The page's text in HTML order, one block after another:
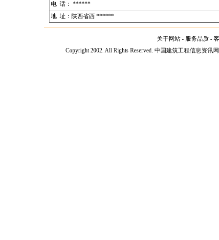
电 话： ******
地 址：陕西省西 ******
关于网站 - 服务品质 -
Copyright 2002. All Rights Reserved. 中国建筑工程信息资讯